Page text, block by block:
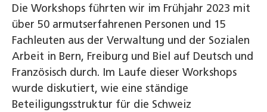
Die Workshops führten wir im Frühjahr 2023 mit
über 50 armutserfahrenen Personen und 15
Fachleuten aus der Verwaltung und der Sozialen
Arbeit in Bern, Freiburg und Biel auf Deutsch und
Französisch durch. Im Laufe dieser Workshops
wurde diskutiert, wie eine ständige
Beteiligungsstruktur für die Schweiz